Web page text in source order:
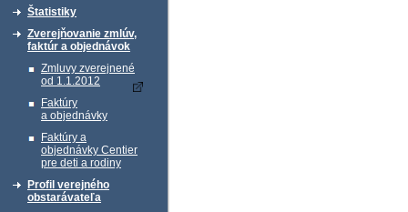
Štatistiky
Zverejňovanie zmlúv,
faktúr a objednávok
Zmluvy zverejnené
od 1.1.2012
Faktúry
a objednávky
Faktúry a
objednávky Centier
pre deti a rodiny
Profil verejného
obstarávateľa